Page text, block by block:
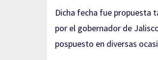
Dicha fecha fue propuesta
por el gobernador de
pospuesto en diversas